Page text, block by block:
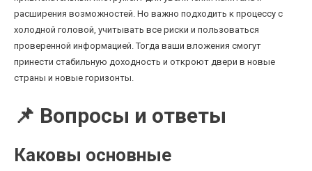
расширения возможностей. Но важно подходить к процессу с
холодной головой, учитывать все риски и пользоваться
проверенной информацией. Тогда ваши вложения смогут
принести стабильную доходность и откроют двери в новые
страны и новые горизонты.
📌 Вопросы и ответы
Каковы основные